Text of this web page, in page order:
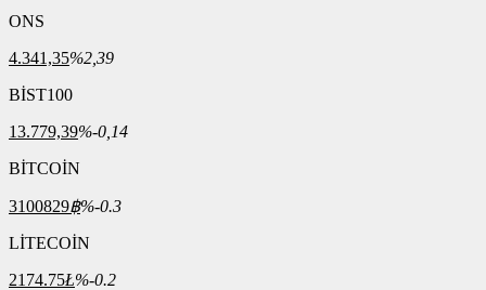
ONS
4.341,35%2,39
BİST100
13.779,39%-0,14
BİTCOİN
3100829฿%-0.3
LİTECOİN
2174.75Ł%-0.2